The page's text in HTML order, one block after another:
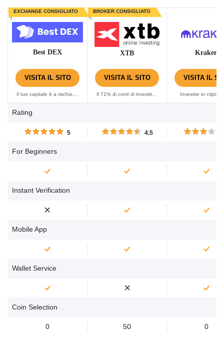
EXCHANGE CONSIGLIATO
Best DEX
VISITA IL SITO
Il tuo capitale è a rischio....
BROKER CONSIGLIATO
XTB
VISITA IL SITO
Il 71% di conti di investitori
trading di CFD con XTB....
Kraken
VISITA IL
Investire in
dall'alta volatilità,
Rating
5 4.5
For Beginners
Instant Verification
Mobile App
Wallet Service
Coin Selection
0 50 0